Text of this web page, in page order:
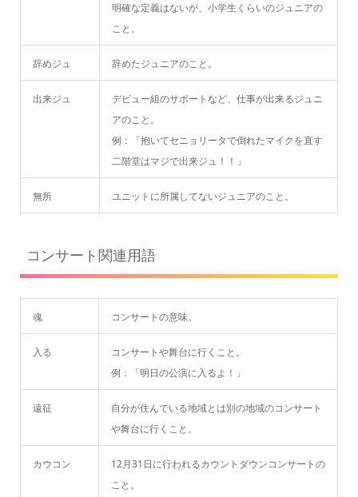
明確な定義はないが、小学生くらいのジュニアの
こと。
辞めジュ 辞めたジュニアのこと。
出来ジュ
デビュー組のサポートなど、仕事が出来るジュニ
アのこと。
例：「抱いてセニョリータで倒れたマイクを直す
二階堂はマジで出来ジュ！！」
無所 ユニットに所属してないジュニアのこと。
コンサート関連用語
魂 コンサートの意味。
入る
コンサートや舞台に行くこと。
例：「明日の公演に入るよ！」
遠征
自分が住んでいる地域とは別の地域のコンサート
や舞台に行くこと。
カウコン
12月31日に行われるカウントダウンコンサートの
こと。